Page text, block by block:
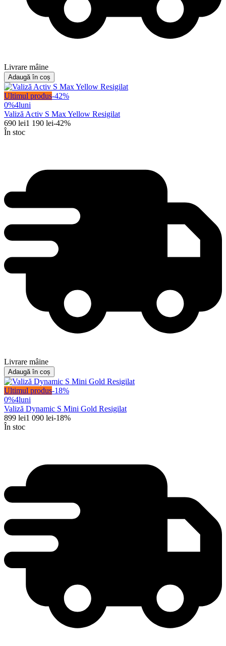
Livrare mâine
Adaugă în coș
Ultimul produs-42%
0%4luni
Valiză Activ S Max Yellow Resigilat
690 lei1 190 lei-42%
În stoc
Livrare mâine
Adaugă în coș
Ultimul produs-18%
0%4luni
Valiză Dynamic S Mini Gold Resigilat
899 lei1 090 lei-18%
În stoc